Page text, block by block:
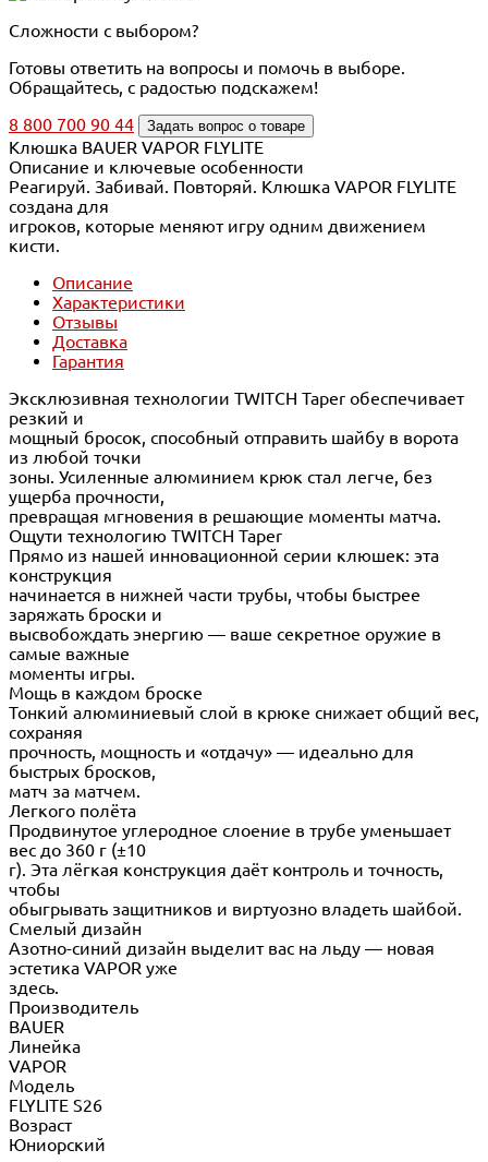
Сложности с выбором?
Готовы ответить на вопросы и помочь в выборе.
Обращайтесь, с радостью подскажем!
8 800 700 90 44
Задать вопрос о товаре
Клюшка BAUER VAPOR FLYLITE
Описание и ключевые особенности
Реагируй. Забивай. Повторяй. Клюшка VAPOR FLYLITE
создана для
игроков, которые меняют игру одним движением
кисти.
Описание
Характеристики
Отзывы
Доставка
Гарантия
Эксклюзивная технологии TWITCH Taper обеспечивает
резкий и
мощный бросок, способный отправить шайбу в ворота
из любой точки
зоны. Усиленные алюминием крюк стал легче, без
ущерба прочности,
превращая мгновения в решающие моменты матча.
Ощути технологию TWITCH Taper
Прямо из нашей инновационной серии клюшек: эта
конструкция
начинается в нижней части трубы, чтобы быстрее
заряжать броски и
высвобождать энергию — ваше секретное оружие в
самые важные
моменты игры.
Мощь в каждом броске
Тонкий алюминиевый слой в крюке снижает общий вес,
сохраняя
прочность, мощность и «отдачу» — идеально для
быстрых бросков,
матч за матчем.
Легкого полёта
Продвинутое углеродное слоение в трубе уменьшает
вес до 360 г (±10
г). Эта лёгкая конструкция даёт контроль и точность,
чтобы
обыгрывать защитников и виртуозно владеть шайбой.
Смелый дизайн
Азотно-синий дизайн выделит вас на льду — новая
эстетика VAPOR уже
здесь.
Производитель
BAUER
Линейка
VAPOR
Модель
FLYLITE S26
Возраст
Юниорский